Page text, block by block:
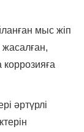
мыс жіп
коррозияға
әртүрлі